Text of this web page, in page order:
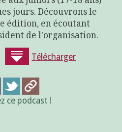
jours. Découvrons le
édition, en écoutant
de l'organisation.
Télécharger
ce podcast !